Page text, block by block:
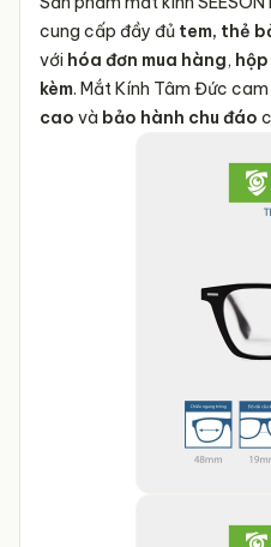
Kiểu dáng
sản phẩm
Gọng
Chất liệu sản
phẩm
cung cấp đầy đủ tem, thẻ
với hóa đơn mua hàng,
kèm. Mắt Kính Tâm Đức
cao và bảo hành chu đáo